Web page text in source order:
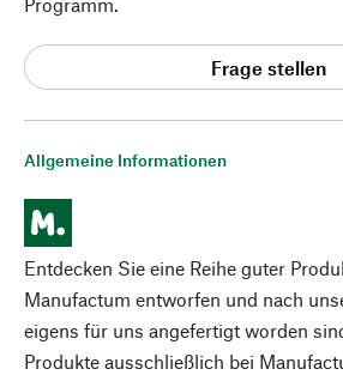
Allgemeine Informationen
Entdecken Sie eine Reihe guter
Manufactum entworfen und nach
eigens für uns angefertigt worden
Produkte ausschließlich bei
Frage stellen